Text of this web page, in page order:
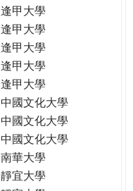
逢甲大學
逢甲大學
逢甲大學
逢甲大學
逢甲大學
中國文化大學
中國文化大學
中國文化大學
南華大學
靜宜大學